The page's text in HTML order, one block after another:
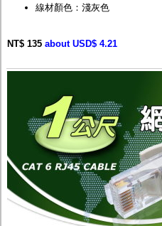
線材顏色：淺灰色
NT$ 135 about USD$ 4.21